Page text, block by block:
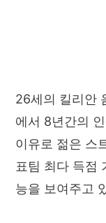
26세의 킬리안
에서 8년간의
이유로 젊은 스
표팀 최다 득점
능을 보여주고